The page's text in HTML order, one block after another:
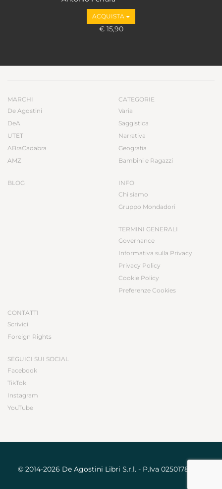
ACQUISTA
€ 15,90
MARCHI
De Agostini
DeA
UTET
ABraCadabra
AMZ
BLOG
CATEGORIE
Varia
Saggistica
Narrativa
Geografia
Bambini e Ragazzi
INFO
Chi siamo
Gruppo Mondadori
TERMINI GENERALI
Governance
Informativa sulla Privacy
Privacy Policy
Cookie Policy
Preferenze Cookies
CONTATTI
Scrivici
Foreign Rights
SEGUICI SUI SOCIAL
Facebook
TikTok
Instagram
YouTube
© 2014-2026 De Agostini Libri S.r.l. - P.Iva 02501780031